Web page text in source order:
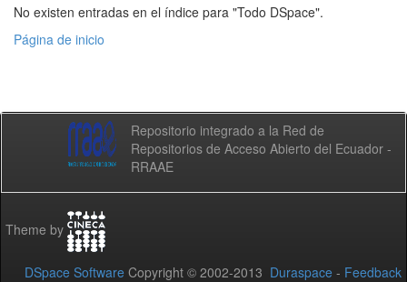
No existen entradas en el índice para "Todo DSpace".
Página de inicio
Repositorio integrado a la Red de
Repositorios de Acceso Abierto del Ecuador -
RRAAE
Theme by
DSpace Software Copyright © 2002-2013 Duraspace - Feedback